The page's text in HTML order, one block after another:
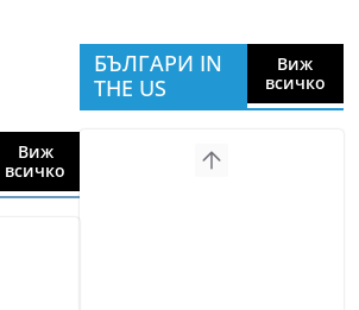
Виж
всичко
БЪЛГАРИ IN
THE US
Виж
всичко